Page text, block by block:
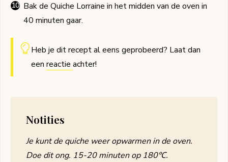
Bak de Quiche Lorraine in het midden van de oven in
40 minuten gaar.
Heb je dit recept al eens geprobeerd? Laat dan
een reactie achter!
Notities
Je kunt de quiche weer opwarmen in de oven.
Doe dit ong. 15-20 minuten op 180℃.